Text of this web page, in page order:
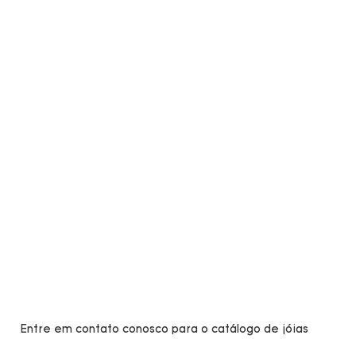
Entre em contato conosco para o catálogo de jóias